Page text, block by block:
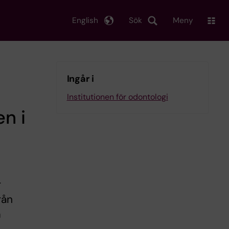
Sök
English Meny
i
Ingår i
Institutionen för odontologi